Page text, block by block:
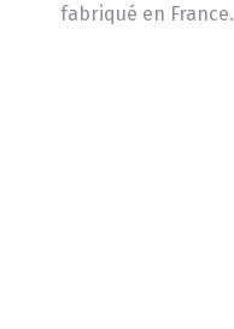
fabriqué en France.